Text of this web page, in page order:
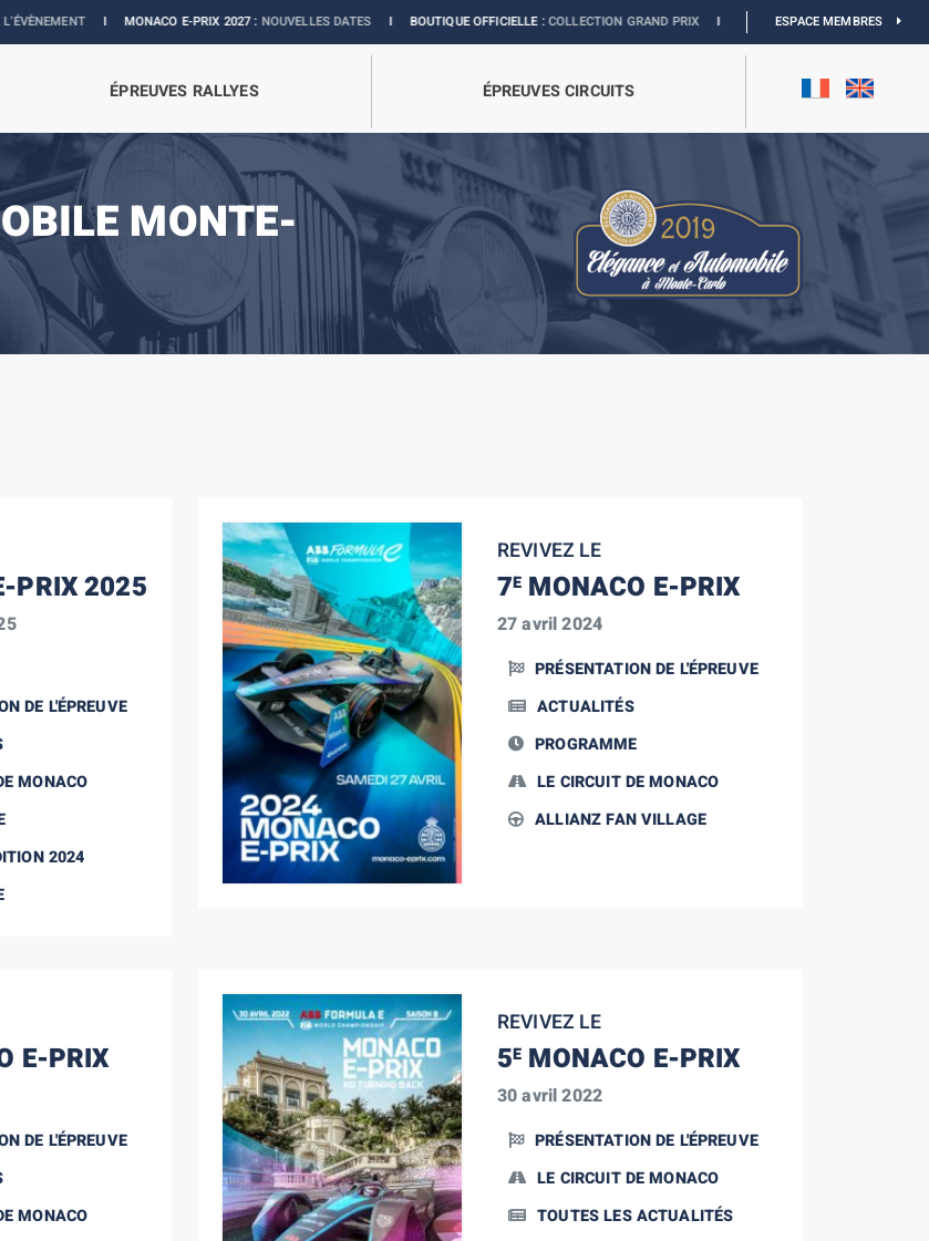
MONACO E-PRIX 2027 :NOUVELLES DATESIBOUTIQUE OFFICIELLE :COLLECTION GRAND PRIXIEXPOSITION MONACO & L’AUTOMOBILE :
ESPACE MEMBRES
ÉPREUVES RALLYES ÉPREUVES CIRCUITS
MONTE-
PRIX 2025
DE L'ÉPREUVE
MONACO
2024
REVIVEZ LE
7E MONACO E-PRIX
27 avril 2024
PRÉSENTATION DE L'ÉPREUVE
ACTUALITÉS
PROGRAMME
LE CIRCUIT DE MONACO
ALLIANZ FAN VILLAGE
E-PRIX
DE L'ÉPREUVE
MONACO
REVIVEZ LE
5E MONACO E-PRIX
30 avril 2022
PRÉSENTATION DE L'ÉPREUVE
LE CIRCUIT DE MONACO
TOUTES LES ACTUALITÉS